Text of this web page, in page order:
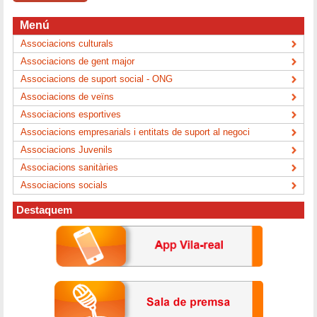
Menú
Associacions culturals
Associacions de gent major
Associacions de suport social - ONG
Associacions de veïns
Associacions esportives
Associacions empresarials i entitats de suport al negoci
Associacions Juvenils
Associacions sanitàries
Associacions socials
Destaquem